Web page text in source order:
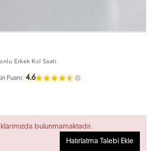
Erkek Kol Saati
Puanı: 4.6
bulunmamaktadır.
Hatırlatma Talebi Ekle